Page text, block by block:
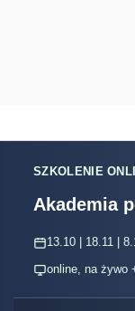
SZKOLENIE
Akademia
13.10 | 18.11 |
online, na żywo